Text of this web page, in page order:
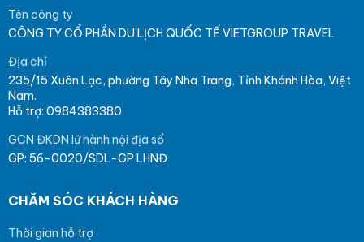
Tên công ty
CÔNG TY CỔ PHẦN DU LỊCH QUỐC TẾ VIETGROUP TRAVEL
Địa chỉ
235/15 Xuân Lạc, phường Tây Nha Trang, Tỉnh Khánh Hòa, Việt
Nam.
Hỗ trợ: 0984383380
GCN ĐKDN lữ hành nội địa số
GP: 56-0020/SDL-GP LHNĐ
CHĂM SÓC KHÁCH HÀNG
Thời gian hỗ trợ